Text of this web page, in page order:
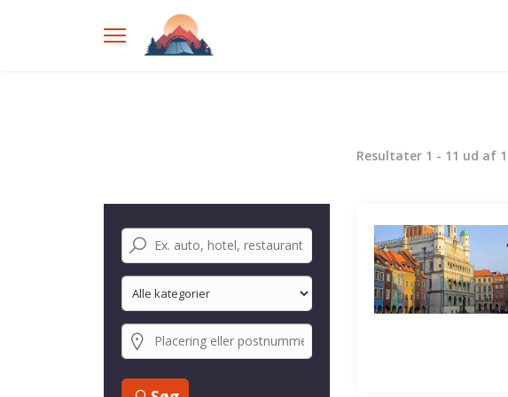
Resultater 1 - 11 ud af